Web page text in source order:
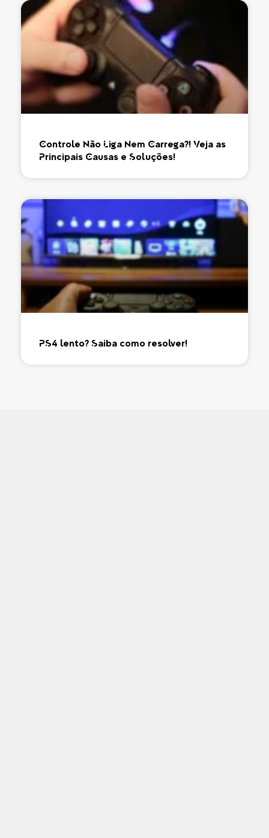
Controle Não Liga Nem Carrega?! Veja as
Principais Causas e Soluções!
PS4 lento? Saiba como resolver!